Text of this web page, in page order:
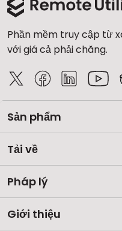
Phần mềm truy cập từ
với giá cả phải chăng.
Sản phẩm
Tải về
Pháp lý
Giới thiệu